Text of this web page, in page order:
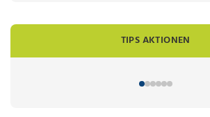
TIPS AKTIONEN